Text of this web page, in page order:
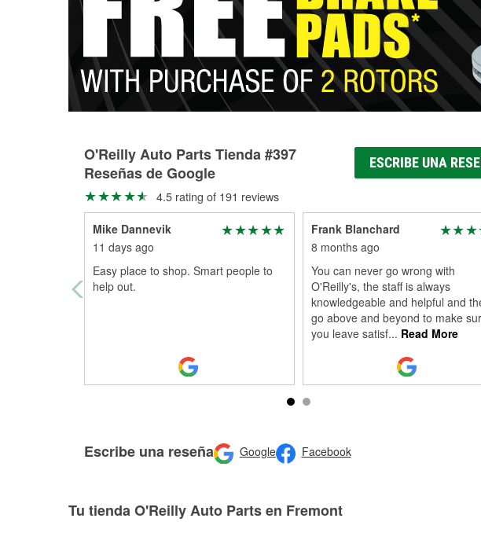
O'Reilly Auto Parts Tienda #397
Reseñas de Google
ESCRIBE UNA
4.5 rating of 191 reviews
Mike Dannevik
11 days ago
Easy place to shop. Smart people to
help out.
Frank Blanchard
8 months ago
You can never go wrong with
O'Reilly's, the staff is always
knowledgeable and helpful and
go above and beyond to make
you leave satisf... Read More
Escribe una reseña Google Facebook
Tu tienda O'Reilly Auto Parts en Fremont